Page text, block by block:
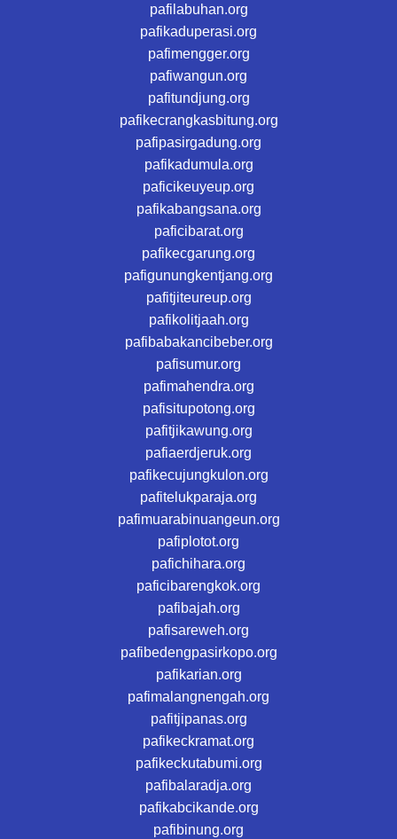
pafilabuhan.org
pafikaduperasi.org
pafimengger.org
pafiwangun.org
pafitundjung.org
pafikecrangkasbitung.org
pafipasirgadung.org
pafikadumula.org
paficikeuyeup.org
pafikabangsana.org
paficibarat.org
pafikecgarung.org
pafigunungkentjang.org
pafitjiteureup.org
pafikolitjaah.org
pafibabakancibeber.org
pafisumur.org
pafimahendra.org
pafisitupotong.org
pafitjikawung.org
pafiaerdjeruk.org
pafikecujungkulon.org
pafitelukparaja.org
pafimuarabinuangeun.org
pafiplotot.org
pafichihara.org
paficibarengkok.org
pafibajah.org
pafisareweh.org
pafibedengpasirkopo.org
pafikarian.org
pafimalangnengah.org
pafitjipanas.org
pafikeckramat.org
pafikeckutabumi.org
pafibalaradja.org
pafikabcikande.org
pafibinung.org